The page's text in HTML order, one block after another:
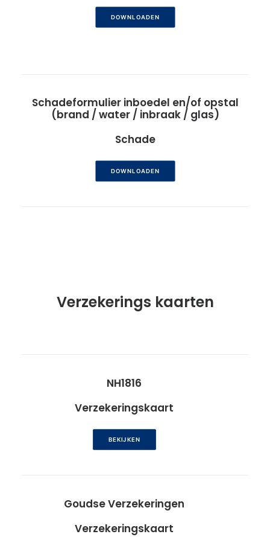
DOWNLOADEN
Schadeformulier inboedel en/of opstal
(brand / water / inbraak / glas)
Schade
DOWNLOADEN
Verzekerings kaarten
NH1816
Verzekeringskaart
BEKIJKEN
Goudse Verzekeringen
Verzekeringskaart